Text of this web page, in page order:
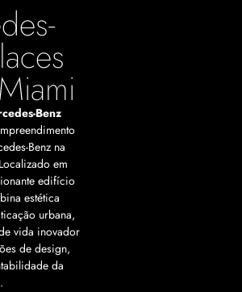
Benz
Benz na
em
edifício
estética
urbana,
vida inovador
de design,
da